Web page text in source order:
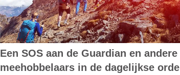
Een SOS aan de Guardian en andere
meehobbelaars in de dagelijkse orde